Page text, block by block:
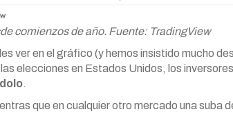
comienzos de año. Fuente: TradingView
ver en el gráfico (y hemos insistido mucho
elecciones en Estados Unidos, los
.
que en cualquier otro mercado una suba